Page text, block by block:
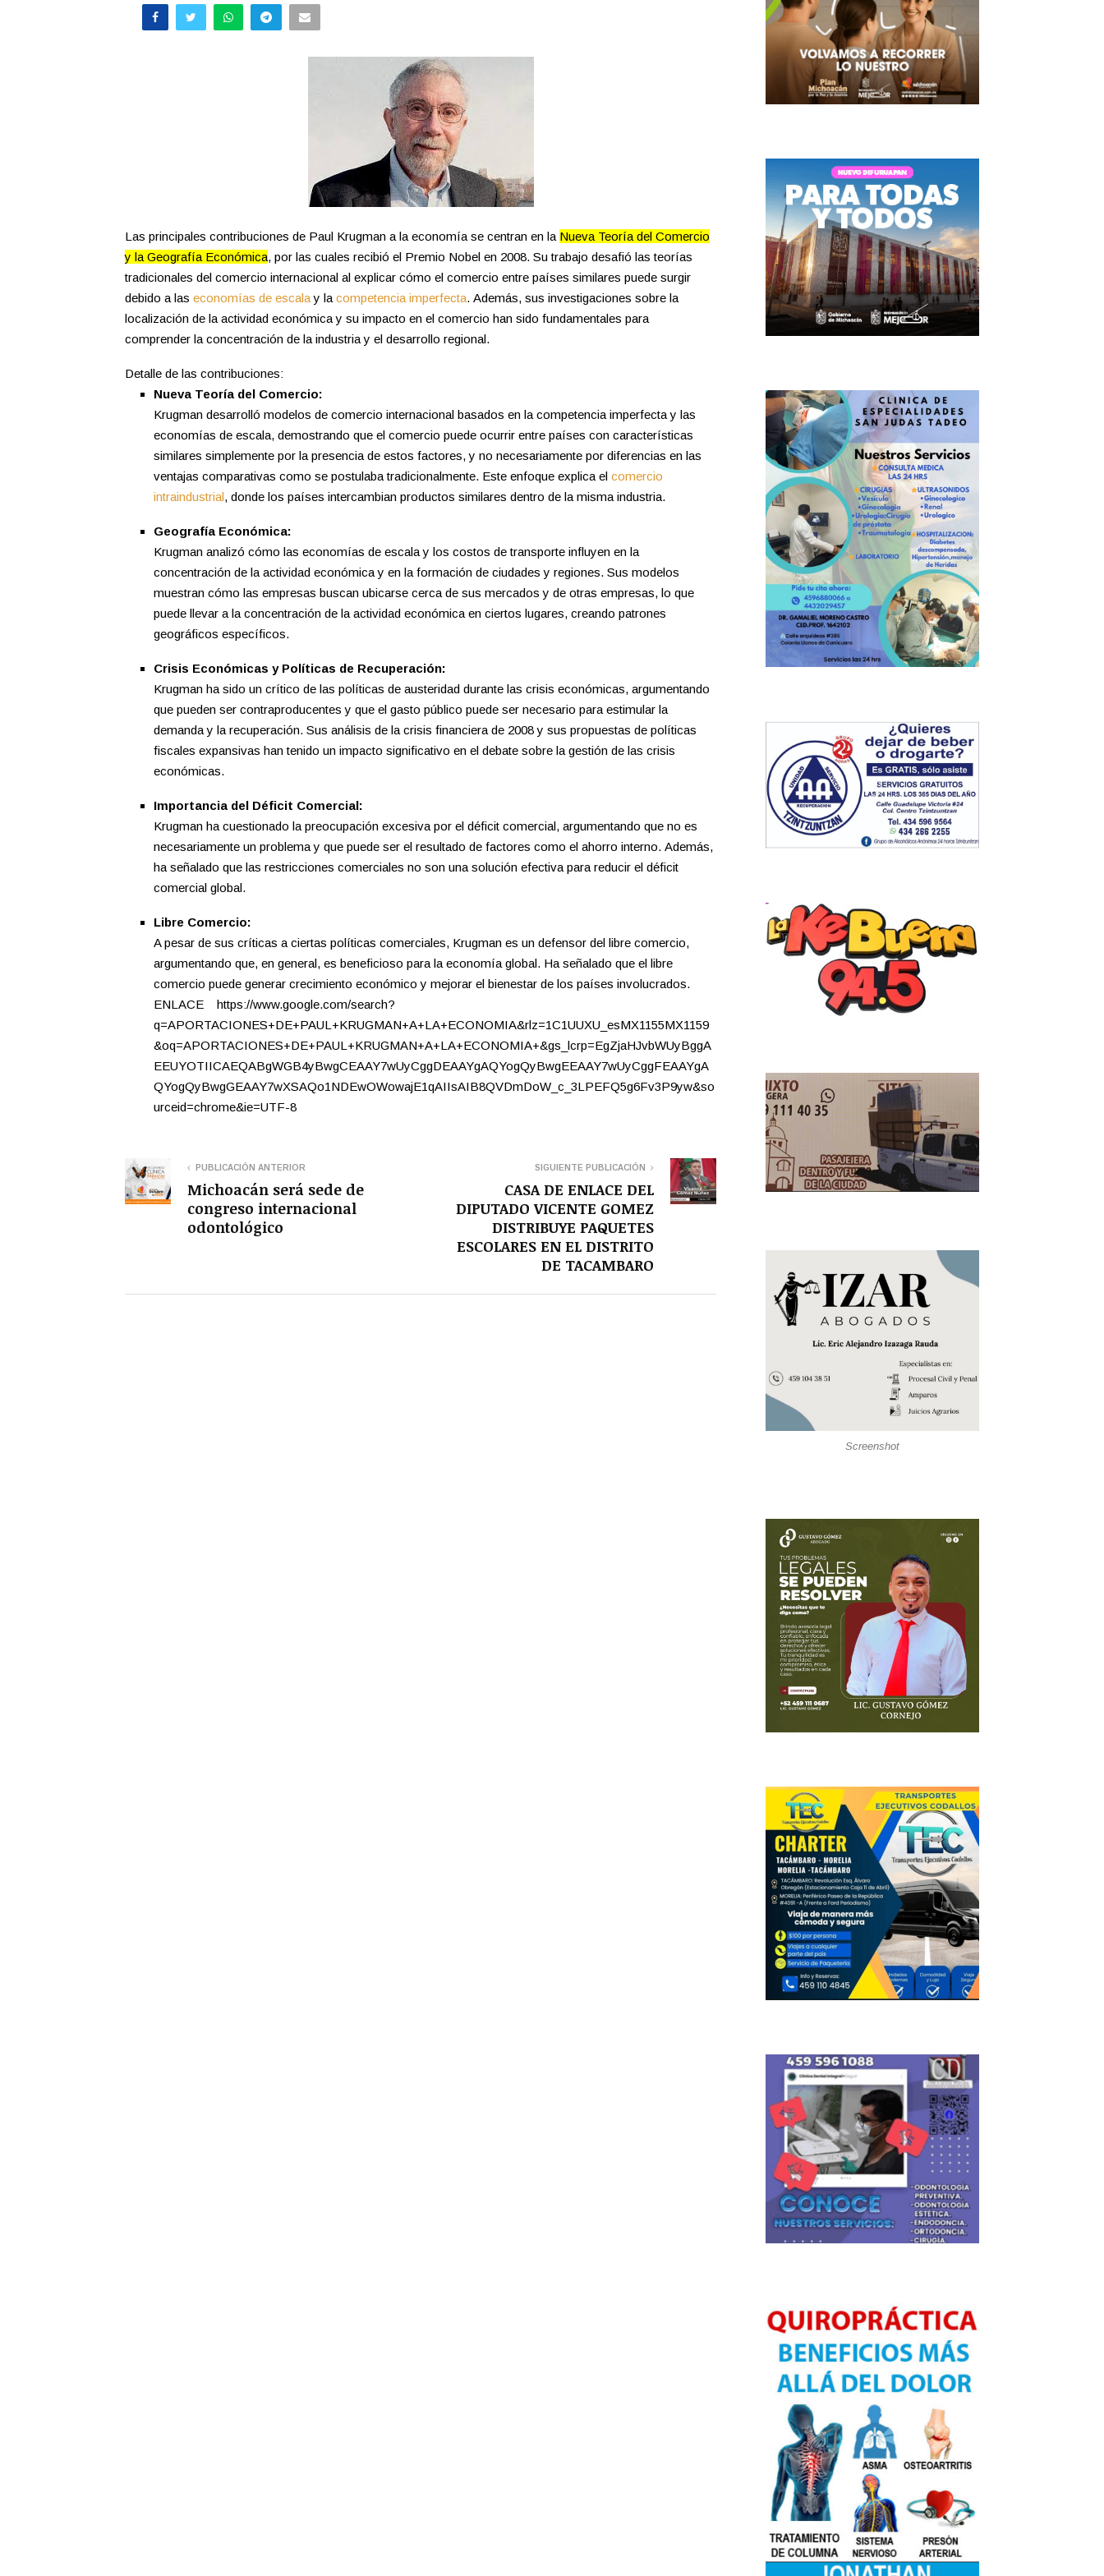
Las principales contribuciones de Paul Krugman a la economía se centran en la Nueva Teoría del Comercio
y la Geografía Económica, por las cuales recibió el Premio Nobel en 2008. Su trabajo desafió las teorías
tradicionales del comercio internacional al explicar cómo el comercio entre países similares puede surgir
debido a las economías de escalay la competencia imperfecta. Además, sus investigaciones sobre la
localización de la actividad económica y su impacto en el comercio han sido fundamentales para
comprender la concentración de la industria y el desarrollo regional.
Detalle de las contribuciones:
Nueva Teoría del Comercio:
Krugman desarrolló modelos de comercio internacional basados en la competencia imperfecta y las
economías de escala, demostrando que el comercio puede ocurrir entre países con características
similares simplemente por la presencia de estos factores, y no necesariamente por diferencias en las
ventajas comparativas como se postulaba tradicionalmente. Este enfoque explica el comercio
intraindustrial, donde los países intercambian productos similares dentro de la misma industria.
Geografía Económica:
Krugman analizó cómo las economías de escala y los costos de transporte influyen en la
concentración de la actividad económica y en la formación de ciudades y regiones. Sus modelos
muestran cómo las empresas buscan ubicarse cerca de sus mercados y de otras empresas, lo que
puede llevar a la concentración de la actividad económica en ciertos lugares, creando patrones
geográficos específicos.
Crisis Económicas y Políticas de Recuperación:
Krugman ha sido un crítico de las políticas de austeridad durante las crisis económicas, argumentando
que pueden ser contraproducentes y que el gasto público puede ser necesario para estimular la
demanda y la recuperación. Sus análisis de la crisis financiera de 2008 y sus propuestas de políticas
fiscales expansivas han tenido un impacto significativo en el debate sobre la gestión de las crisis
económicas.
Importancia del Déficit Comercial:
Krugman ha cuestionado la preocupación excesiva por el déficit comercial, argumentando que no es
necesariamente un problema y que puede ser el resultado de factores como el ahorro interno. Además,
ha señalado que las restricciones comerciales no son una solución efectiva para reducir el déficit
comercial global.
Libre Comercio:
A pesar de sus críticas a ciertas políticas comerciales, Krugman es un defensor del libre comercio,
argumentando que, en general, es beneficioso para la economía global. Ha señalado que el libre
comercio puede generar crecimiento económico y mejorar el bienestar de los países involucrados.
ENLACE https://www.google.com/search?
q=APORTACIONES+DE+PAUL+KRUGMAN+A+LA+ECONOMIA&rlz=1C1UUXU_esMX1155MX1159
&oq=APORTACIONES+DE+PAUL+KRUGMAN+A+LA+ECONOMIA+&gs_lcrp=EgZjaHJvbWUyBggA
EEUYOTIICAEQABgWGB4yBwgCEAAY7wUyCggDEAAYgAQYogQyBwgEEAAY7wUyCggFEAAYgA
QYogQyBwgGEAAY7wXSAQo1NDEwOWowajE1qAIIsAIB8QVDmDoW_c_3LPEFQ5g6Fv3P9yw&so
urceid=chrome&ie=UTF-8
PUBLICACIÓN ANTERIOR
Michoacán será sede de
congreso internacional
odontológico
SIGUIENTE PUBLICACIÓN
CASA DE ENLACE DEL
DIPUTADO VICENTE GOMEZ
DISTRIBUYE PAQUETES
ESCOLARES EN EL DISTRITO
DE TACAMBARO
Screenshot